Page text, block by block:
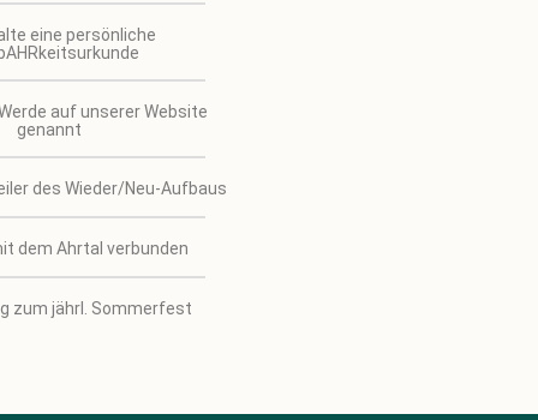
eine persönliche
auf unserer Website
genannt
des Wieder/Neu-Aufbaus
dem Ahrtal verbunden
zum jährl. Sommerfest